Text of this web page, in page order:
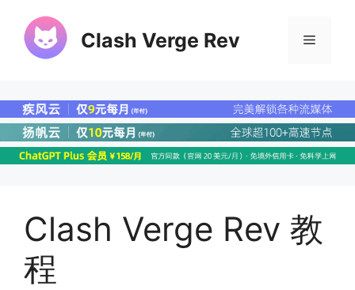
Clash Verge Rev
Clash Verge Rev 教
程